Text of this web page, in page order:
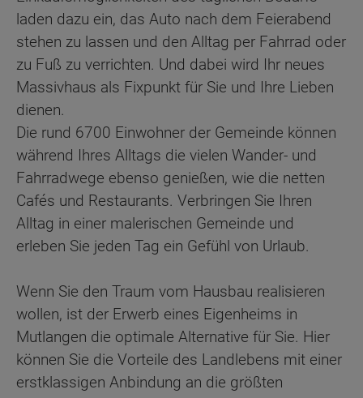
laden dazu ein, das Auto nach dem Feierabend
stehen zu lassen und den Alltag per Fahrrad oder
zu Fuß zu verrichten. Und dabei wird Ihr neues
Massivhaus als Fixpunkt für Sie und Ihre Lieben
dienen.
Die rund 6700 Einwohner der Gemeinde können
während Ihres Alltags die vielen Wander- und
Fahrradwege ebenso genießen, wie die netten
Cafés und Restaurants. Verbringen Sie Ihren
Alltag in einer malerischen Gemeinde und
erleben Sie jeden Tag ein Gefühl von Urlaub.
Wenn Sie den Traum vom Hausbau realisieren
wollen, ist der Erwerb eines Eigenheims in
Mutlangen die optimale Alternative für Sie. Hier
können Sie die Vorteile des Landlebens mit einer
erstklassigen Anbindung an die größten